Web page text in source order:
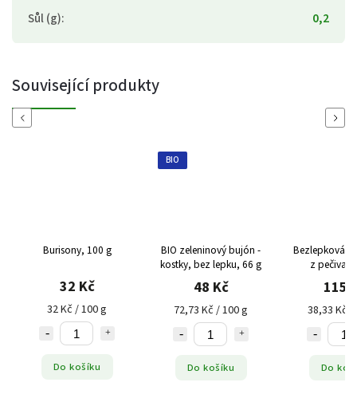
Sůl (g): 0,2
Související produkty
Previous
Burisony, 100 g
32 Kč
32 Kč / 100 g
Do košíku
BIO
BIO zeleninový bujón -
kostky, bez lepku, 66 g
48 Kč
72,73 Kč / 100 g
Do košíku
Bezlepková
z pečiva
115
38,33 Kč /
Do
Next